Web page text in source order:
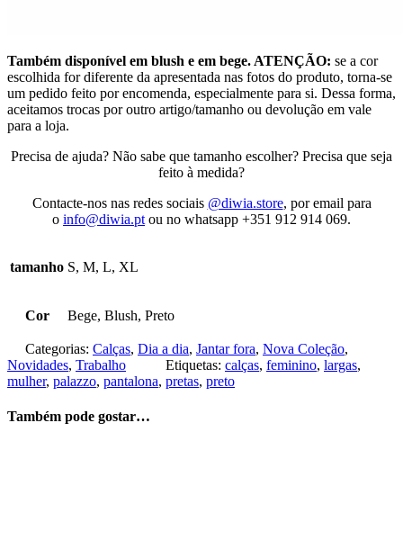
Também disponível em blush e em bege. ATENÇÃO: se a cor
escolhida for diferente da apresentada nas fotos do produto, torna-se
um pedido feito por encomenda, especialmente para si. Dessa forma,
aceitamos trocas por outro artigo/tamanho ou devolução em vale
para a loja.
Precisa de ajuda? Não sabe que tamanho escolher? Precisa que seja
feito à medida?
Contacte-nos nas redes sociais @diwia.store, por email para
o info@diwia.pt ou no whatsapp +351 912 914 069.
tamanho S, M, L, XL
Cor Bege, Blush, Preto
Categorias: Calças, Dia a dia, Jantar fora, Nova Coleção,
Novidades, Trabalho Etiquetas: calças, feminino, largas,
mulher, palazzo, pantalona, pretas, preto
Também pode gostar…